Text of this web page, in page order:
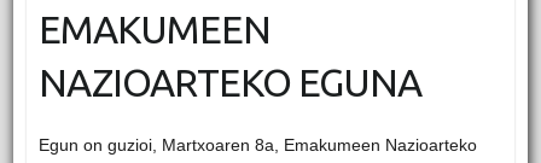
EMAKUMEEN
NAZIOARTEKO EGUNA
Egun on guzioi, Martxoaren 8a, Emakumeen Nazioarteko